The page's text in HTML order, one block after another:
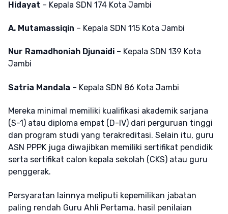
Hidayat – Kepala SDN 174 Kota Jambi
A. Mutamassiqin – Kepala SDN 115 Kota Jambi
Nur Ramadhoniah Djunaidi – Kepala SDN 139 Kota
Jambi
Satria Mandala – Kepala SDN 86 Kota Jambi
Mereka minimal memiliki kualifikasi akademik sarjana
(S-1) atau diploma empat (D-IV) dari perguruan tinggi
dan program studi yang terakreditasi. Selain itu, guru
ASN PPPK juga diwajibkan memiliki sertifikat pendidik
serta sertifikat calon kepala sekolah (CKS) atau guru
penggerak.
Persyaratan lainnya meliputi kepemilikan jabatan
paling rendah Guru Ahli Pertama, hasil penilaian